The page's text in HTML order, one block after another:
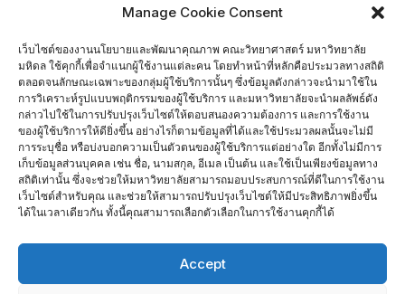
Manage Cookie Consent
เว็บไซต์ของงานนโยบายและพัฒนาคุณภาพ คณะวิทยาศาสตร์ มหาวิทยาลัย
มหิดล ใช้คุกกี้เพื่อจำแนกผู้ใช้งานแต่ละคน โดยทำหน้าที่หลักคือประมวลทางสถิติ
ตลอดจนลักษณะเฉพาะของกลุ่มผู้ใช้บริการนั้นๆ ซึ่งข้อมูลดังกล่าวจะนำมาใช้ใน
การวิเคราะห์รูปแบบพฤติกรรมของผู้ใช้บริการ และมหาวิทยาลัยจะนำผลลัพธ์ดัง
กล่าวไปใช้ในการปรับปรุงเว็บไซต์ให้ตอบสนองความต้องการ และการใช้งาน
ของผู้ใช้บริการให้ดียิ่งขึ้น อย่างไรก็ตามข้อมูลที่ได้และใช้ประมวลผลนั้นจะไม่มี
การระบุชื่อ หรือบ่งบอกความเป็นตัวตนของผู้ใช้บริการแต่อย่างใด อีกทั้งไม่มีการ
เก็บข้อมูลส่วนบุคคล เช่น ชื่อ, นามสกุล, อีเมล เป็นต้น และใช้เป็นเพียงข้อมูลทาง
สถิติเท่านั้น ซึ่งจะช่วยให้มหาวิทยาลัยสามารถมอบประสบการณ์ที่ดีในการใช้งาน
เว็บไซต์สำหรับคุณ และช่วยให้สามารถปรับปรุงเว็บไซต์ให้มีประสิทธิภาพยิ่งขึ้น
ได้ในเวลาเดียวกัน ทั้งนี้คุณสามารถเลือกตัวเลือกในการใช้งานคุกกี้ได้
Accept
: ผลงานประเภทพันธกิจ (งานทรัพยากรบุคคล, กระบวนการเรียนการ
บริหารงานทั่วไป บริการวิชาการ, งานคลังและพัสดุ , Eco University)
กลุ่ม B: ผลงานประเภท “Digital University”
ผู้ที่สนใจเข้าร่วมส่งผลงานสามารถส่งผลงานได้ถึง วันที่ 20 กรกฎาคม 2565
สามารถดาวน์โหลดแบบฟอร์มการนำเสนอผลงาน ได้ที่“เมนู
แบบฟอร์ม”
Click here
ผู้ที่สนใจสามารถสอบถามรายละเอียดเพิ่มเติมได้ที่
คุณลีลศร พ่วงศรี โทร. 0-2201-5037
จำนวนผู้เยี่ยมชม : 1,533